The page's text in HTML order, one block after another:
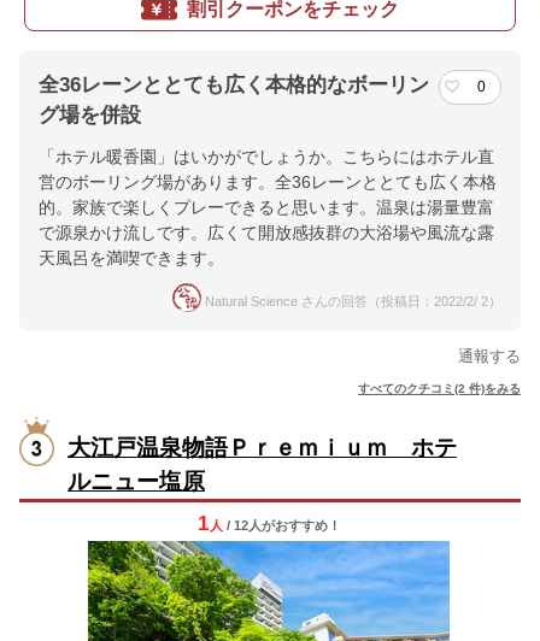
割引クーポンをチェック
全36レーンととても広く本格的なボーリン
グ場を併設
0
「ホテル暖香園」はいかがでしょうか。こちらにはホテル直
営のボーリング場があります。全36レーンととても広く本格
的。家族で楽しくプレーできると思います。温泉は湯量豊富
で源泉かけ流しです。広くて開放感抜群の大浴場や風流な露
天風呂を満喫できます。
Natural Science さんの回答（投稿日：2022/2/ 2）
通報する
すべてのクチコミ(2 件)をみる
大江戸温泉物語Ｐｒｅｍｉｕｍ ホテ
ルニュー塩原
1 人 / 12人がおすすめ！